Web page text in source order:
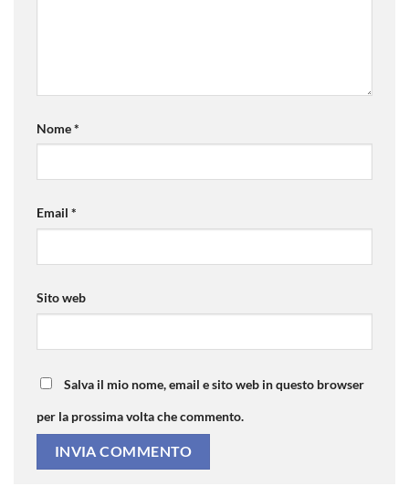
Nome*
Email *
Sito web
Salva il mio nome, email e sito web in questo browser
per la prossima volta che commento.